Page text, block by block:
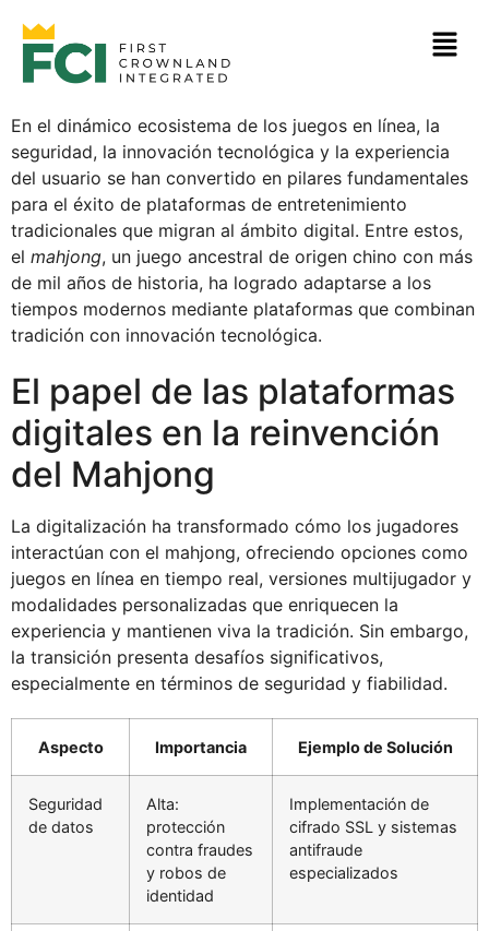
En el dinámico ecosistema de los juegos en línea, la
seguridad, la innovación tecnológica y la experiencia
del usuario se han convertido en pilares fundamentales
para el éxito de plataformas de entretenimiento
tradicionales que migran al ámbito digital. Entre estos,
el mahjong, un juego ancestral de origen chino con más
de mil años de historia, ha logrado adaptarse a los
tiempos modernos mediante plataformas que combinan
tradición con innovación tecnológica.
El papel de las plataformas
digitales en la reinvención
del Mahjong
La digitalización ha transformado cómo los jugadores
interactúan con el mahjong, ofreciendo opciones como
juegos en línea en tiempo real, versiones multijugador y
modalidades personalizadas que enriquecen la
experiencia y mantienen viva la tradición. Sin embargo,
la transición presenta desafíos significativos,
especialmente en términos de seguridad y fiabilidad.
Aspecto Importancia Ejemplo de Solución
Seguridad
de datos
Alta:
protección
contra fraudes
y robos de
identidad
Implementación de
cifrado SSL y sistemas
antifraude
especializados